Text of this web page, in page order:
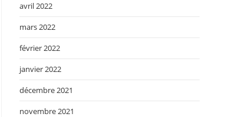
avril 2022
mars 2022
février 2022
janvier 2022
décembre 2021
novembre 2021